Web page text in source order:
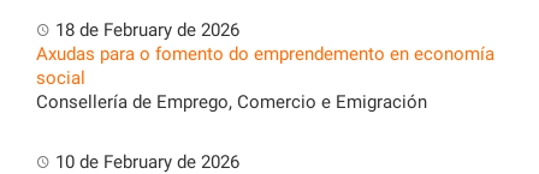
18 de February de 2026
Axudas para o fomento do emprendemento en economía
social
Consellería de Emprego, Comercio e Emigración
10 de February de 2026